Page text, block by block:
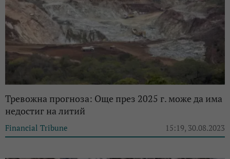
Тревожна прогноза: Още през 2025 г. може да има
недостиг на литий
Financial Tribune 15:19, 30.08.2023